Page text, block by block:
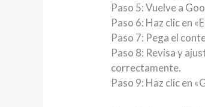
Paso 5: Vuelve a
Paso 6: Haz clic en
Paso 7: Pega el
Paso 8: Revisa y
correctamente.
Paso 9: Haz clic en